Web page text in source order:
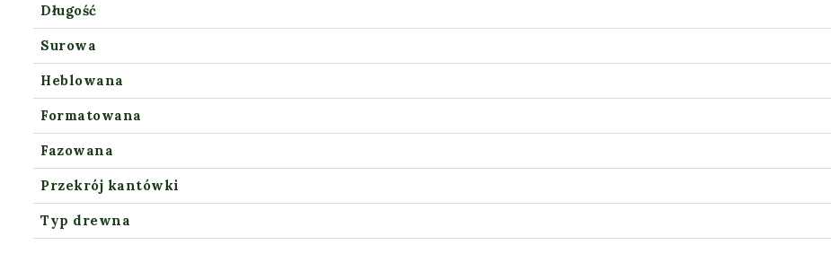
Długość
Surowa
Heblowana
Formatowana
Fazowana
Przekrój kantówki
Typ drewna